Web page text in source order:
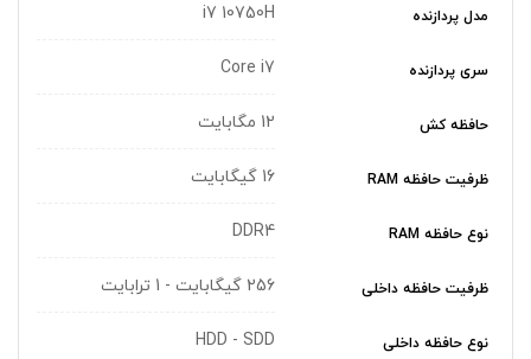
مدل پردازنده i7 10750H
سری پردازنده Core i7
حافظه کش 12 مگابایت
ظرفیت حافظه RAM 16 گیگابایت
نوع حافظه RAM DDR4
ظرفیت حافظه داخلی 256 گیگابایت - 1 ترابایت
نوع حافظه داخلی HDD - SDD